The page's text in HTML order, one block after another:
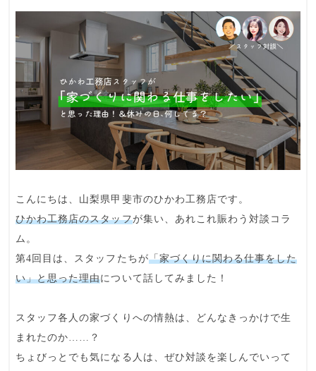
こんにちは、山梨県甲斐市のひかわ工務店です。
ひかわ工務店のスタッフが集い、あれこれ賑わう対談コラ
ム。
第4回目は、スタッフたちが「家づくりに関わる仕事をした
い」と思った理由について話してみました！
スタッフ各人の家づくりへの情熱は、どんなきっかけで生
まれたのか……？
ちょびっとでも気になる人は、ぜひ対談を楽しんでいって